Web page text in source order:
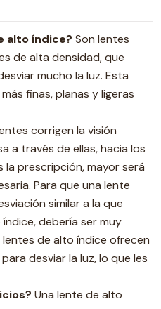
alto índice? Son lentes
de alta densidad, que
mucho la luz. Esta
finas, planas y ligeras
corrigen la visión
a través de ellas, hacia los
la prescripción, mayor será
Para que una lente
similar a la que
debería ser muy
lentes de alto índice ofrecen
desviar la luz, lo que les
Una lente de alto